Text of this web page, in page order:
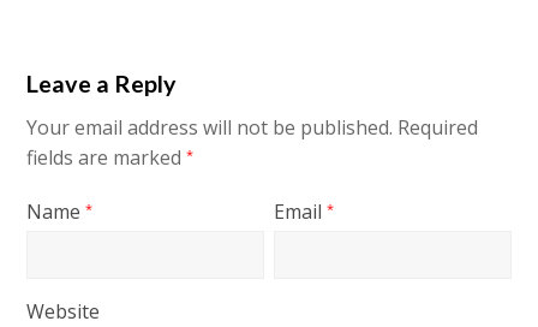
Leave a Reply
Your email address will not be published. Required
fields are marked*
Name* Email*
Website